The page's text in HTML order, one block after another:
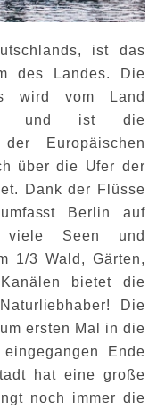
ist das
des Landes. Die
wird vom Land
und ist die
Europäischen
über die Ufer der
Dank der Flüsse
Berlin auf
viele Seen und
1/3 Wald, Gärten,
bietet die
Die
ersten Mal in die
Ende
hat eine große
noch immer die